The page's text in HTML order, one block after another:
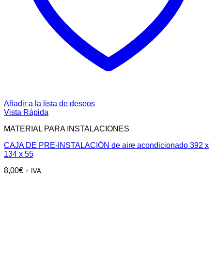
Añadir a la lista de deseos
Vista Rápida
MATERIAL PARA INSTALACIONES
CAJA DE PRE-INSTALACIÓN de aire acondicionado 392 x
134 x 55
8,00€ + IVA